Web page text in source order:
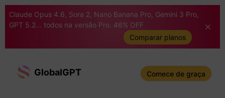
Claude Opus 4.6, Sora 2, Nano Banana Pro, Gemini 3 Pro,
GPT 5.2... todos na versão Pro. 46% OFF
Comparar planos
GlobalGPT Comece de graça